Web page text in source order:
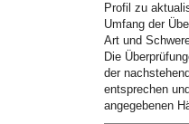
Profil zu
Umfang der
Art und
Die
der
entsprechen
angegebenen